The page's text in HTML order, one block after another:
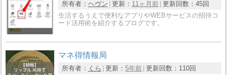
所有者： ヘヴン 更新： 11ヶ月前 更新回数： 45回
生活するうえで便利なアプリやWEBサービスの招待コ
ード活用術を紹介するブログです。
マネ得情報局
所有者： くら 更新： 5年前 更新回数： 110回